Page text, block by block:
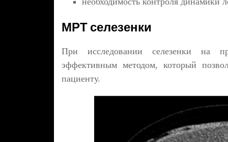
МРТ селезенки
При исследовании селезенки на
эффективным методом, который
пациенту.